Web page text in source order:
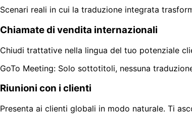
Scenari reali in cui la traduzione integrata
Chiamate di vendita internazionali
Chiudi trattative nella lingua del tuo potenziale
GoTo Meeting: Solo sottotitoli, nessuna
Riunioni con i clienti
Presenta ai clienti globali in modo naturale. Ti